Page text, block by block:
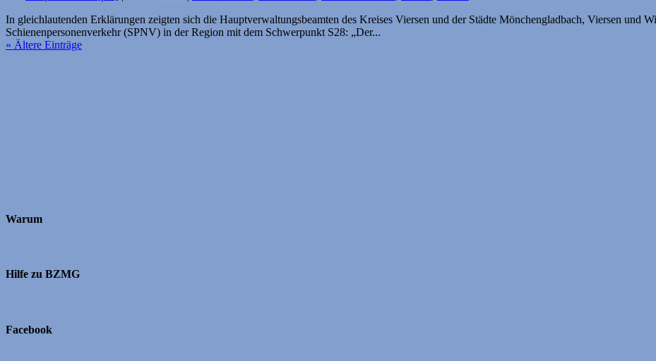
In gleichlautenden Erklärungen zeigten sich die Hauptverwaltungsbeamten des Kreises Viersen und der Städte Mönchengladbach, Viersen und
Schienenpersonenverkehr (SPNV) in der Region mit dem Schwerpunkt S28: „Der...
« Ältere Einträge
Warum
Hilfe zu BZMG
Facebook